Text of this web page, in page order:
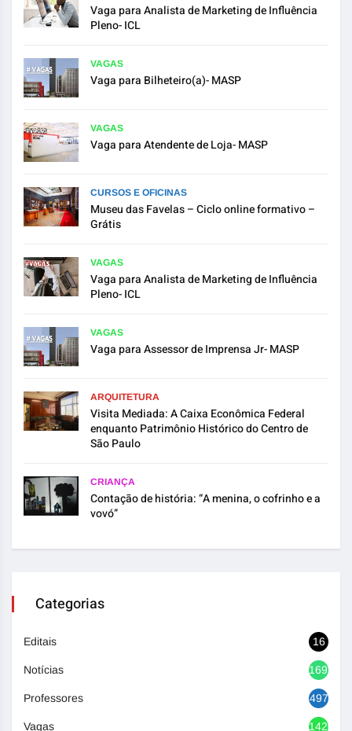
Vaga para Analista de Marketing de Influência
Pleno- ICL
VAGAS
Vaga para Bilheteiro(a)- MASP
VAGAS
Vaga para Atendente de Loja- MASP
CURSOS E OFICINAS
Museu das Favelas – Ciclo online formativo –
Grátis
VAGAS
Vaga para Analista de Marketing de Influência
Pleno- ICL
VAGAS
Vaga para Assessor de Imprensa Jr- MASP
ARQUITETURA
Visita Mediada: A Caixa Econômica Federal
enquanto Patrimônio Histórico do Centro de
São Paulo
CRIANÇA
Contação de história: “A menina, o cofrinho e a
vovó”
Categorias
Editais 16
Notícias 1692
Professores 497
Vagas 1420